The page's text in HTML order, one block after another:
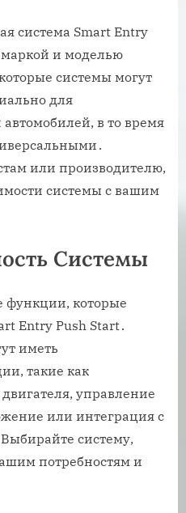
система Smart Entry
маркой и моделью
системы могут
для
в то время
или производителю,
системы с вашим
Системы
функции, которые
Entry Push Start․
иметь
такие как
управление
или интеграция с
систему,
потребностям и